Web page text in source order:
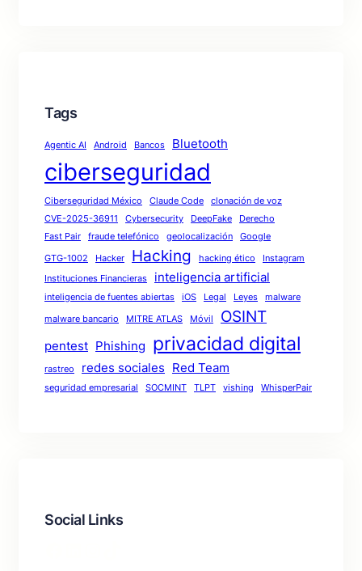
Tags
Agentic AI Android Bancos Bluetooth
ciberseguridad
Ciberseguridad México Claude Code
clonación de voz
CVE-2025-36911
Cybersecurity DeepFake
Derecho
Fast Pair
fraude telefónico geolocalización Google
GTG-1002 Hacker Hacking hacking ético
Instagram
Instituciones Financieras
inteligencia artificial
inteligencia de fuentes abiertas iOS Legal Leyes malware
malware bancario MITRE ATLAS Móvil OSINT
pentest Phishing privacidad digital
rastreo redes sociales Red Team
seguridad empresarial SOCMINT TLPT vishing WhisperPair
Social Links